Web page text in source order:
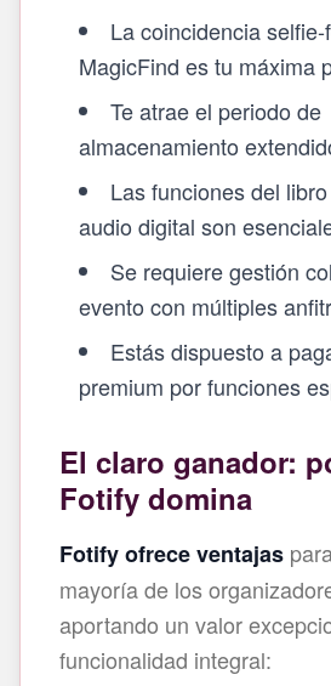
La coincidencia
MagicFind es tu máxima
Te atrae el periodo de
almacenamiento
Las funciones del
audio digital son
Se requiere gestión
evento con múltiples
Estás dispuesto a
premium por funciones
El claro ganador:
Fotify domina
Fotify ofrece ventajas
mayoría de los
aportando un valor
funcionalidad integral: